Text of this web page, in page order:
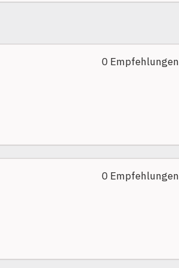
0 Empfehlungen
0 Empfehlungen